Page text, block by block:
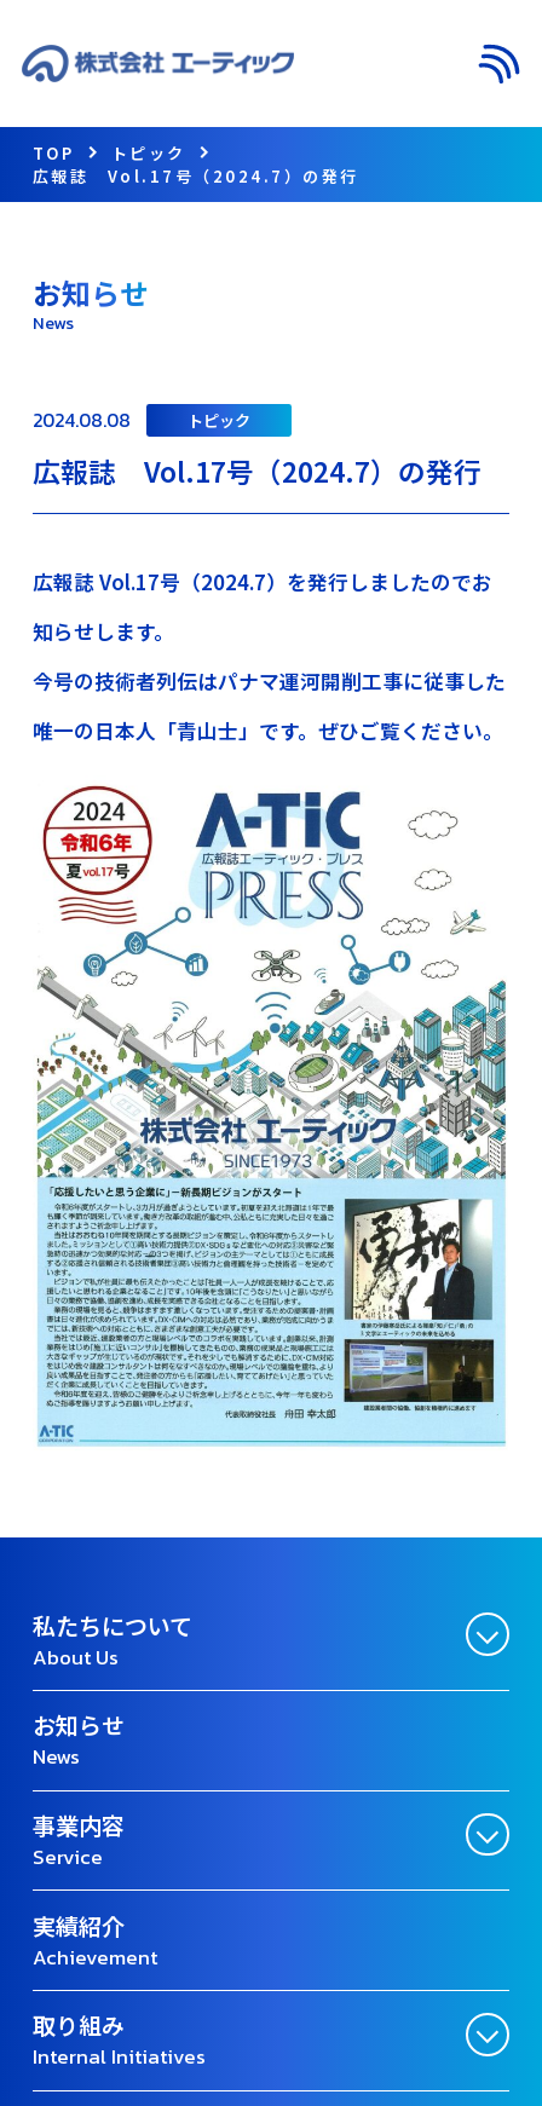
TOP
トピック
広報誌 Vol.17号（2024.7）の発行
お知らせ
News
2024.08.08 トピック
広報誌 Vol.17号（2024.7）の発行
広報誌 Vol.17号（2024.7）を発行しましたのでお
知らせします。
今号の技術者列伝はパナマ運河開削工事に従事した
唯一の日本人「青山士」です。ぜひご覧ください。
私たちについて
About Us
お知らせ
News
事業内容
Service
実績紹介
Achievement
取り組み
Internal Initiatives